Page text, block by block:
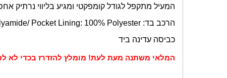
המעיל מתקפל לגודל קומפקטי ומגיע בליווי נרתיק
הרכב בד: Pocket Lining: 100% Polyester
כביסה עדינה ביד
המלאי משתנה מעת לעת! מומלץ להזדרז בכדי לא